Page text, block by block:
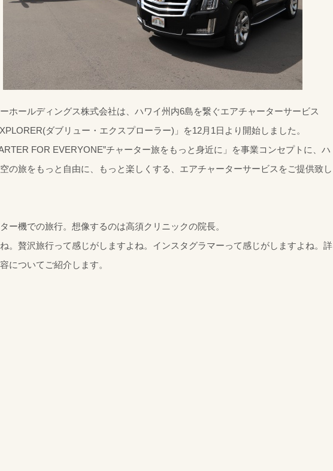
ホールディングス株式会社は、ハワイ州内6島を繋ぐエアチャーターサービス
ダブリュー・エクスプローラー)」を12月1日より開始しました。
FOR EVERYONE”チャーター旅をもっと身近に」を事業コンセプトに、ハ
の旅をもっと自由に、もっと楽しくする、エアチャーターサービスをご提供致し
ー機での旅行。想像するのは高須クリニックの院長。
。贅沢旅行って感じがしますよね。インスタグラマーって感じがしますよね。詳
についてご紹介します。